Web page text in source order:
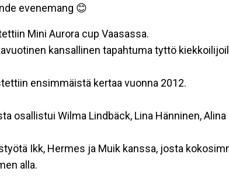
evenemang 😊
Mini Aurora cup Vaasassa.
kansallinen tapahtuma tyttö
ensimmäistä kertaa vuonna 2012.
osallistui Wilma Lindbäck, Lina Hänninen,
Ikk, Hermes ja Muik kanssa, josta
alla.